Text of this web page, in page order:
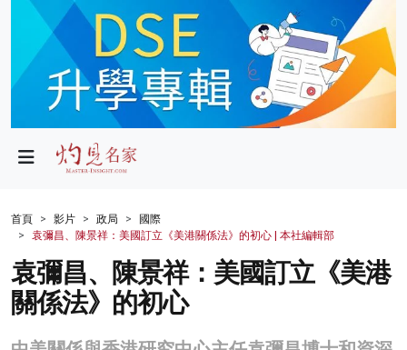
政局
財經
生活
健康
商業
首頁 影片 政局
國際
袁彌昌、陳景祥：美國訂立《美港關係法》的初心 | 本社編輯部
袁彌昌、陳景祥：美國訂立《美港
關係法》的初心